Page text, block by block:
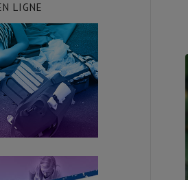
LIGNE